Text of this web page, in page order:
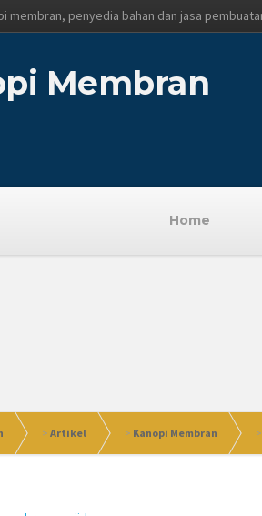
membran, penyedia bahan dan jasa
Membran
Home
> Artikel > Kanopi Membran >